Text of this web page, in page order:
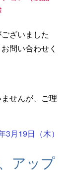
ざいました
問い合わせく
せんが、ご理
3月19日（木）
アップ